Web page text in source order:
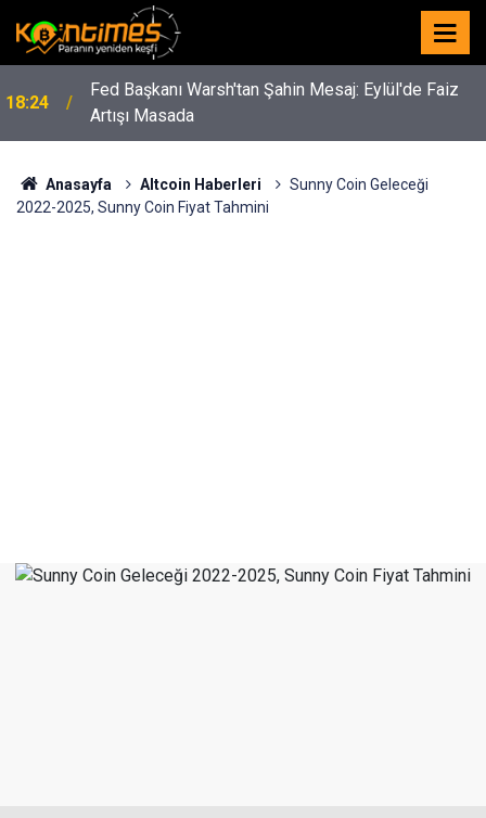
18:24
Fed Başkanı Warsh'tan Şahin Mesaj: Eylül'de Faiz
Artışı Masada
Anasayfa Altcoin Haberleri
Sunny Coin Geleceği
2022-2025, Sunny Coin Fiyat Tahmini